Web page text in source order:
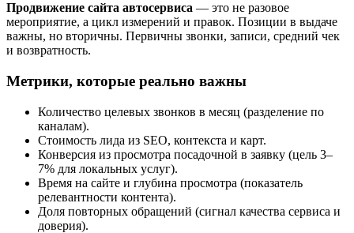
Продвижение сайта автосервиса — это не разовое
мероприятие, а цикл измерений и правок. Позиции в выдаче
важны, но вторичны. Первичны звонки, записи, средний чек
и возвратность.
Метрики, которые реально важны
Количество целевых звонков в месяц (разделение по
каналам).
Стоимость лида из SEO, контекста и карт.
Конверсия из просмотра посадочной в заявку (цель 3–
7% для локальных услуг).
Время на сайте и глубина просмотра (показатель
релевантности контента).
Доля повторных обращений (сигнал качества сервиса и
доверия).